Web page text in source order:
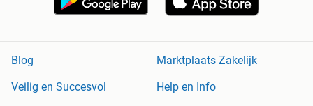
Blog
Marktplaats Zakelijk
Veilig en Succesvol
Help en Info